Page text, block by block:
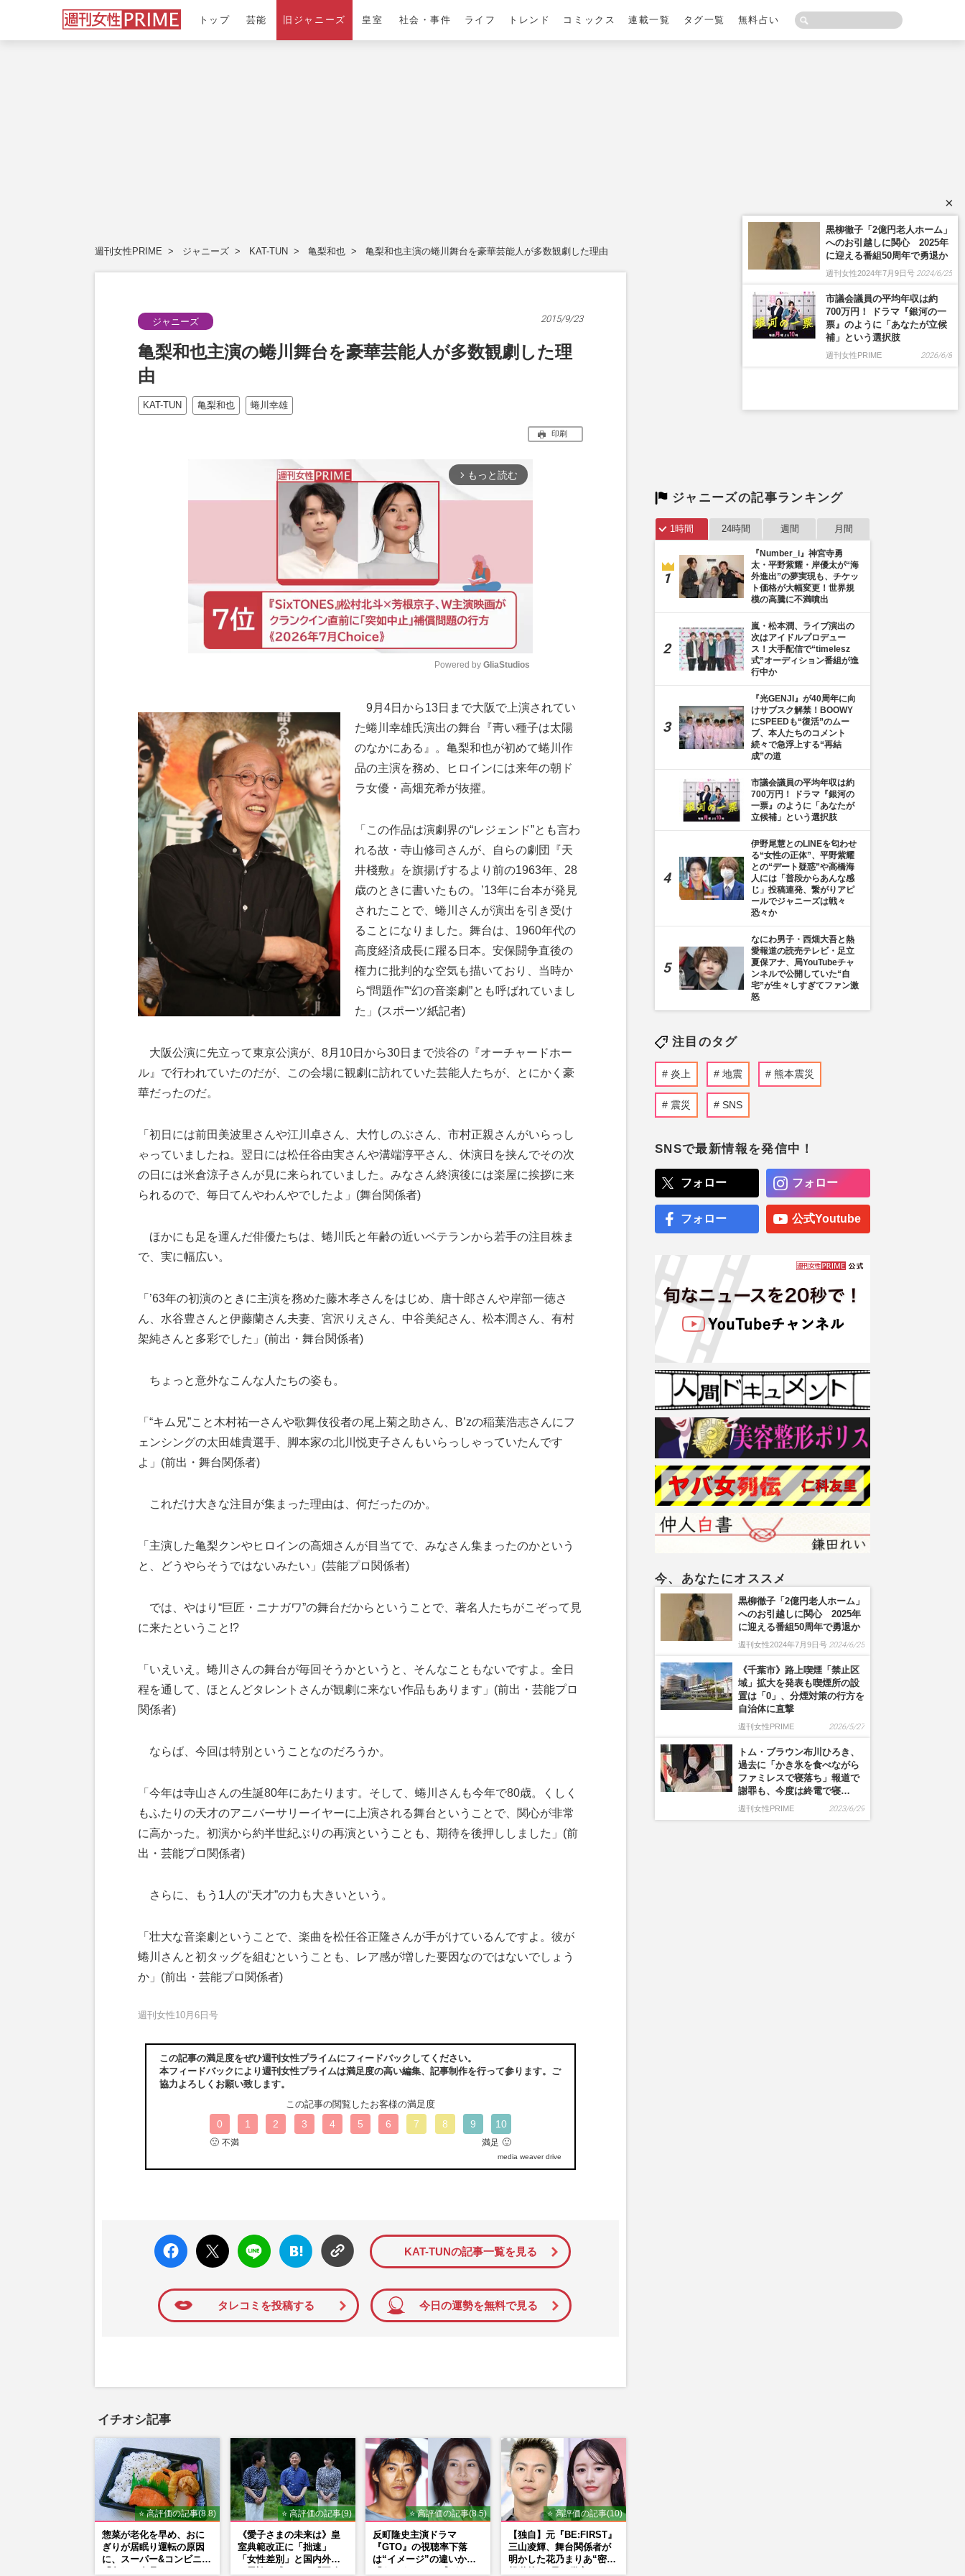
トップ 芸能 旧ジャニーズ 皇室 社会・事件 ライフ トレンド コミックス 連載一覧 タグ一覧 無料占い
週刊女性PRIME ジャニーズ KAT-TUN 亀梨和也 亀梨和也主演の蜷川舞台を豪華芸能人が多数観劇した理由
ジャニーズ 2015/9/23
亀梨和也主演の蜷川舞台を豪華芸能人が多数観劇した理
由
KAT-TUN 亀梨和也 蜷川幸雄
印刷
arrow_forward_ios もっと読む
M
u
t
e
Powered by GliaStudios
9月4日から13日まで大阪で上演されてい
た蜷川幸雄氏演出の舞台『靑い種子は太陽
のなかにある』。亀梨和也が初めて蜷川作
品の主演を務め、ヒロインには来年の朝ド
ラ女優・高畑充希が抜擢。
「この作品は演劇界の“レジェンド”とも言わ
れる故・寺山修司さんが、自らの劇団『天
井棧敷』を旗揚げするより前の1963年、28
歳のときに書いたもの。’13年に台本が発見
されたことで、蜷川さんが演出を引き受け
ることになりました。舞台は、1960年代の
高度経済成長に躍る日本。安保闘争直後の
権力に批判的な空気も描いており、当時か
ら“問題作”“幻の音楽劇”とも呼ばれていまし
た」(スポーツ紙記者)
大阪公演に先立って東京公演が、8月10日から30日まで渋谷の『オーチャードホー
ル』で行われていたのだが、この会場に観劇に訪れていた芸能人たちが、とにかく豪
華だったのだ。
「初日には前田美波里さんや江川卓さん、大竹しのぶさん、市村正親さんがいらっし
ゃっていましたね。翌日には松任谷由実さんや溝端淳平さん、休演日を挟んでその次
の日には米倉涼子さんが見に来られていました。みなさん終演後には楽屋に挨拶に来
られるので、毎日てんやわんやでしたよ」(舞台関係者)
ほかにも足を運んだ俳優たちは、蜷川氏と年齢の近いベテランから若手の注目株ま
で、実に幅広い。
「’63年の初演のときに主演を務めた藤木孝さんをはじめ、唐十郎さんや岸部一徳さ
ん、水谷豊さんと伊藤蘭さん夫妻、宮沢りえさん、中谷美紀さん、松本潤さん、有村
架純さんと多彩でした」(前出・舞台関係者)
ちょっと意外なこんな人たちの姿も。
「“キム兄”こと木村祐一さんや歌舞伎役者の尾上菊之助さん、B’zの稲葉浩志さんにフ
ェンシングの太田雄貴選手、脚本家の北川悦吏子さんもいらっしゃっていたんです
よ」(前出・舞台関係者)
これだけ大きな注目が集まった理由は、何だったのか。
「主演した亀梨クンやヒロインの高畑さんが目当てで、みなさん集まったのかという
と、どうやらそうではないみたい」(芸能プロ関係者)
では、やはり“巨匠・ニナガワ”の舞台だからということで、著名人たちがこぞって見
に来たということ!?
「いえいえ。蜷川さんの舞台が毎回そうかというと、そんなこともないですよ。全日
程を通して、ほとんどタレントさんが観劇に来ない作品もあります」(前出・芸能プロ
関係者)
ならば、今回は特別ということなのだろうか。
「今年は寺山さんの生誕80年にあたります。そして、蜷川さんも今年で80歳。くしく
もふたりの天才のアニバーサリーイヤーに上演される舞台ということで、関心が非常
に高かった。初演から約半世紀ぶりの再演ということも、期待を後押ししました」(前
出・芸能プロ関係者)
さらに、もう1人の“天才”の力も大きいという。
「壮大な音楽劇ということで、楽曲を松任谷正隆さんが手がけているんですよ。彼が
蜷川さんと初タッグを組むということも、レア感が増した要因なのではないでしょう
か」(前出・芸能プロ関係者)
週刊女性10月6日号
この記事の満足度をぜひ週刊女性プライムにフィードバックしてください。
本フィードバックにより週刊女性プライムは満足度の高い編集、記事制作を行って参ります。ご
協力よろしくお願い致します。
この記事の閲覧したお客様の満足度
0 1 2 3 4 5 6 7 8 9 10
🙁 不満 満足 🙂
media weaver drive
faceboo
k いい
ね
X ポス
ト
LINE
はてな
ブック
マーク
KAT-TUNの記事一覧を見る
タレコミを投稿する 今日の運勢を無料で見る
イチオシ記事
⭐ 高評価の記事(8.8)
惣菜が老化を早め、おに
ぎりが居眠り運転の原因
に、スーパー&コンビニの
⭐ 高評価の記事(9)
《愛子さまの未来は》皇
室典範改正に「拙速」
「女性差別」と国内外か
⭐ 高評価の記事(8.5)
反町隆史主演ドラマ
『GTO』の視聴率下落
は“イメージ”の違いか
⭐ 高評価の記事(10)
【独自】元『BE:FIRST』
三山凌輝、舞台関係者が
明かした花乃まりあ“密会
ジャニーズの記事ランキング
1時間 24時間 週間 月間
『Number_i』神宮寺勇
太・平野紫耀・岸優太が“海
外進出”の夢実現も、チケッ
ト価格が大幅変更！世界規
模の高騰に不満噴出
嵐・松本潤、ライブ演出の
次はアイドルプロデュー
ス！大手配信で“timelesz
式”オーディション番組が進
行中か
『光GENJI』が40周年に向
けサブスク解禁！BOOWY
にSPEEDも“復活”のムー
ブ、本人たちのコメント
続々で急浮上する“再結
成”の道
市議会議員の平均年収は約
700万円！ ドラマ『銀河の
一票』のように「あなたが
立候補」という選択肢
伊野尾慧とのLINEを匂わせ
る“女性の正体”、平野紫耀
との“デート疑惑”や高橋海
人には「普段からあんな感
じ」投稿連発、繋がりアピ
ールでジャニーズは戦々
恐々か
なにわ男子・西畑大吾と熱
愛報道の読売テレビ・足立
夏保アナ、局YouTubeチャ
ンネルで公開していた“自
宅”が生々しすぎてファン激
怒
注目のタグ
炎上 地震 熊本震災
震災 SNS
SNSで最新情報を発信中！
フォロー フォロー
フォロー 公式Youtube
今、あなたにオススメ
黒柳徹子「2億円老人ホーム」
へのお引越しに関心 2025年
に迎える番組50周年で勇退か
週刊女性2024年7月9日号 2024/6/25
《千葉市》路上喫煙「禁止区
域」拡大を発表も喫煙所の設
置は「0」、分煙対策の行方を
自治体に直撃
週刊女性PRIME 2026/5/27
トム・ブラウン布川ひろき、
過去に「かき氷を食べながら
ファミレスで寝落ち」報道で
謝罪も、今度は終電で寝…
週刊女性PRIME 2023/6/29
×
黒柳徹子「2億円老人ホーム」
へのお引越しに関心 2025年
に迎える番組50周年で勇退か
週刊女性2024年7月9日号 2024/6/25
市議会議員の平均年収は約
700万円！ ドラマ『銀河の一
票』のように「あなたが立候
補」という選択肢
週刊女性PRIME 2026/6/8